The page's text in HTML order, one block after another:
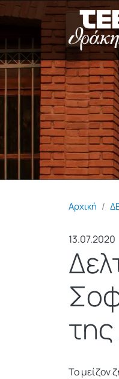
Αρχική
13.07.2020
Το μείζον